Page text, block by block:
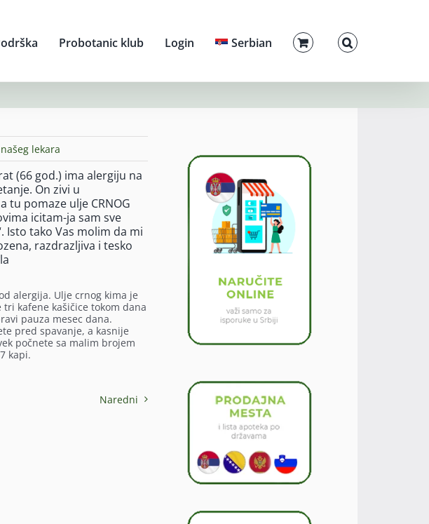
Probotanic klub Login Serbian
lekara
(66 god.) ima alergiju na
On zivi u
tu pomaze ulje CRNOG
icitam-ja sam sve
Isto tako Vas molim da mi
razdrazljiva i tesko
alergija. Ulje crnog kima je
kafene kašičice tokom dana
pauza mesec dana.
pred spavanje, a kasnije
počnete sa malim brojem
kapi.
Naredni